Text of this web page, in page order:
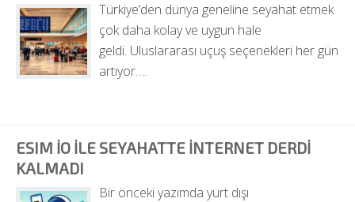
Türkiye’den dünya geneline seyahat etmek
çok daha kolay ve uygun hale
geldi. Uluslararası uçuş seçenekleri her gün
artıyor….
ESIM IO ILE SEYAHATTE INTERNET DERDI
KALMADI
Bir önceki yazımda yurt dışı